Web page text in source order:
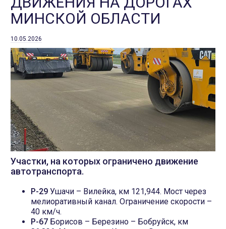
МИНСКОЙ ОБЛАСТИ
10.05.2026
Участки, на которых ограничено движение
автотранспорта.
Р-29 Ушачи – Вилейка, км 121,944. Мост через
мелиоративный канал. Ограничение скорости –
40 км/ч.
Р-67 Борисов – Березино – Бобруйск, км